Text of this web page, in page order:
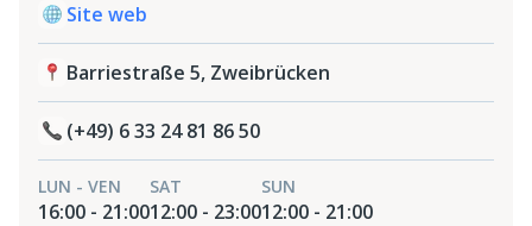
Site web
Barriestraße 5, Zweibrücken
(+49) 6 33 24 81 86 50
LUN - VEN
16:00 - 21:00
SAT
12:00 - 23:00
SUN
12:00 - 21:00